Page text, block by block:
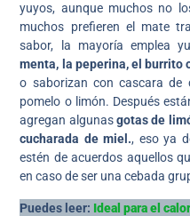
yuyos, aunque muchos no
muchos prefieren el mate
sabor, la mayoría emplea
menta, la peperina, el burrito
o saborizan con cascara de
pomelo o limón. Después
agregan algunasgotas de
cucharada de miel., eso ya
estén de acuerdos aquellos
en caso de ser una cebada
Puedes leer: Ideal para el